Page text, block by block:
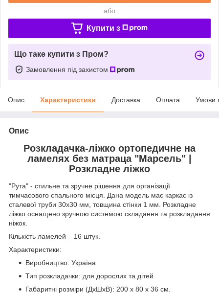
або
Купити з
Що таке купити з Пром?
Замовлення під захистом
Опис Характеристики Доставка Оплата Умови
Опис
Розкладачка-ліжко ортопедичне на
ламелях без матраца "Марсель" |
Розкладне ліжко
"Рута" - стильне та зручне рішення для організації
тимчасового спального місця. Дана модель має каркас із
сталевої труби 30х30 мм, товщина стінки 1 мм. Розкладне
ліжко оснащено зручною системою складання та розкладання
ніжок.
Кількість ламелей – 16 штук.
Характеристики:
Виробництво: Україна
Тип розкладачки: для дорослих та дітей
Габаритні розміри (ДхШхВ): 200 х 80 х 36 см.